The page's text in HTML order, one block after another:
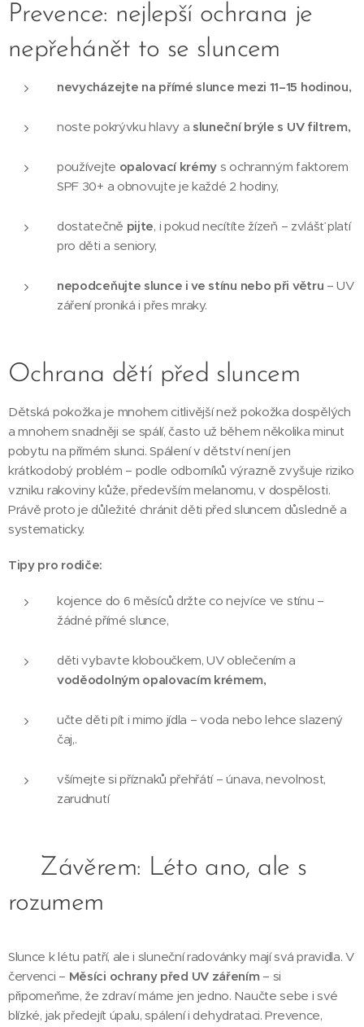
Prevence: nejlepší ochrana je
nepřehánět to se sluncem
nevycházejte na přímé slunce mezi 11–15 hodinou,
noste pokrývku hlavy a sluneční brýle s UV filtrem,
používejte opalovací krémy s ochranným faktorem
SPF 30+ a obnovujte je každé 2 hodiny,
dostatečně pijte, i pokud necítíte žízeň – zvlášť platí
pro děti a seniory,
nepodceňujte slunce i ve stínu nebo při větru – UV
záření proniká i přes mraky.
Ochrana dětí před sluncem
Dětská pokožka je mnohem citlivější než pokožka dospělých
a mnohem snadněji se spálí, často už během několika minut
pobytu na přímém slunci. Spálení v dětství není jen
krátkodobý problém – podle odborníků výrazně zvyšuje riziko
vzniku rakoviny kůže, především melanomu, v dospělosti.
Právě proto je důležité chránit děti před sluncem důsledně a
systematicky.
Tipy pro rodiče:
kojence do 6 měsíců držte co nejvíce ve stínu –
žádné přímé slunce,
děti vybavte kloboučkem, UV oblečením a
voděodolným opalovacím krémem,
učte děti pít i mimo jídla – voda nebo lehce slazený
čaj,.
všímejte si příznaků přehřátí – únava, nevolnost,
zarudnutí
📣Závěrem: Léto ano, ale s
rozumem
Slunce k létu patří, ale i sluneční radovánky mají svá pravidla. V
červenci – Měsíci ochrany před UV zářením– si
připomeňme, že zdraví máme jen jedno. Naučte sebe i své
blízké, jak předejít úpalu, spálení i dehydrataci. Prevence,